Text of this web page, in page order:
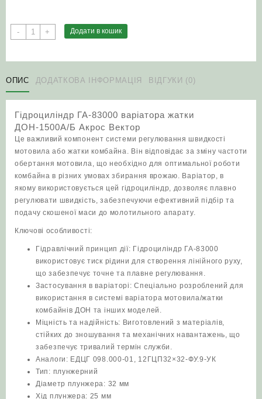
-
Гідроциліндр
ГА-83000
ДОН-1500А/
Б
Вектор
кількість
+ Додати в кошик
ОПИС ДОДАТКОВА ІНФОРМАЦІЯ ВІДГУКИ (0)
Гідроциліндр ГА-83000 варіатора жатки
ДОН-1500А/Б Акрос Вектор
Це важливий компонент системи регулювання швидкості
мотовила або жатки комбайна. Він відповідає за зміну частоти
обертання мотовила, що необхідно для оптимальної роботи
комбайна в різних умовах збирання врожаю. Варіатор, в
якому використовується цей гідроциліндр, дозволяє плавно
регулювати швидкість, забезпечуючи ефективний підбір та
подачу скошеної маси до молотильного апарату.
Ключові особливості:
Гідравлічний принцип дії: Гідроциліндр ГА-83000
використовує тиск рідини для створення лінійного руху,
що забезпечує точне та плавне регулювання.
Застосування в варіаторі: Спеціально розроблений для
використання в системі варіатора мотовила/жатки
комбайнів ДОН та інших моделей.
Міцність та надійність: Виготовлений з матеріалів,
стійких до зношування та механічних навантажень, що
забезпечує тривалий термін служби.
Аналоги: ЕДЦГ 098.000-01, 12ГЦП32×32-ФУ.9-УК
Тип: плунжерний
Діаметр плунжера: 32 мм
Хід плунжера: 25 мм